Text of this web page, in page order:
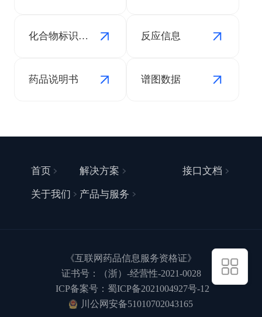
化合物标识信息 反应信息
药品说明书 谱图数据
首页 解决方案 接口文档
关于我们 产品与服务
《互联网药品信息服务资格证》
证书号：（浙）-经营性-2021-0028
ICP备案号：蜀ICP备2021004927号-12
川公网安备51010702043165